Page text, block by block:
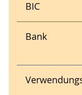
BIC
Bank